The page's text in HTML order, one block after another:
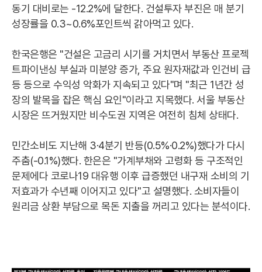
동기 대비로는 -12.2%에 달한다. 건설투자 부진은 매 분기
성장률을 0.3~0.6%포인트씩 갉아먹고 있다.
한국은행은 "건설은 고금리 시기를 거치면서 부동산 프로젝
트파이낸싱 부실과 미분양 증가, 주요 원자재값과 인건비 급
등 등으로 수익성 악화가 지속되고 있다"며 "최근 1년간 성
장의 발목을 잡은 핵심 요인"이라고 지목했다. 서울 부동산
시장은 뜨거웠지만 비수도권 지역은 여전히 침체 상태다.
민간소비도 지난해 3·4분기 반등(0.5%·0.2%)했다가 다시
주춤(-0.1%)했다. 한은은 "가계부채와 고령화 등 구조적인
문제에다 코로나19 대유행 이후 급증했던 내구재 소비의 기
저효과가 수년째 이어지고 있다"고 설명했다. 소비자들이
원리금 상환 부담으로 목돈 지출을 꺼리고 있다는 분석이다.